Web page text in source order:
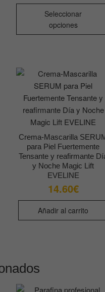
Seleccionar
opciones
Crema-Mascarilla
para Piel Fuertemente
Tensante y reafirmante
y Noche Magic Lift
EVELINE
14.60€
Añadir al carrito